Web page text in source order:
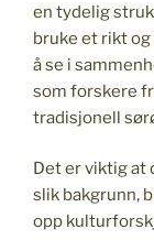
en tydelig
bruke et rikt
å se i
som forskere
tradisjonell
Det er viktig
slik bakgrunn,
opp